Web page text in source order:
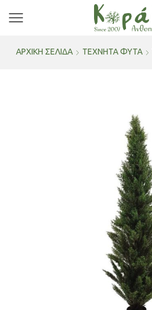
ΑΡΧΙΚΉ ΣΕΛΊΔΑ ΤΕΧΝΗΤΑ ΦΥΤΑ